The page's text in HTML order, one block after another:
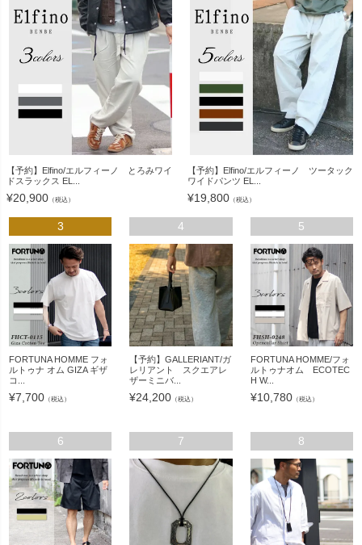
【予約】Elfino/エルフィーノ とろみワイ
ドスラックス EL...
¥20,900 （税込）
【予約】Elfino/エルフィーノ ツータック
ワイドパンツ EL...
¥19,800 （税込）
3
FORTUNA HOMME フォ
ルトゥナ オム GIZA ギザ
コ...
¥7,700 （税込）
4
【予約】GALLERIANT/ガ
レリアント スクエアレ
ザーミニバ...
¥24,200 （税込）
5
FORTUNA HOMME/フォ
ルトゥナオム ECOTEC
H W...
¥10,780（税込）
6 7 8